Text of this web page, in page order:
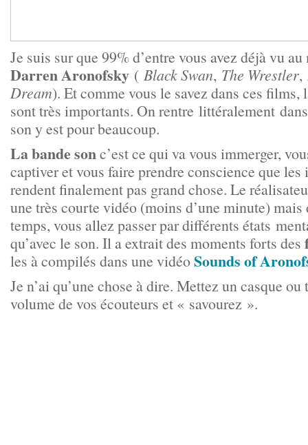
Je suis sur que 99% d’entre vous avez déjà vu
Darren Aronofsky ( Black Swan, The Wrestler,
Dream). Et comme vous le savez dans ces films,
sont très importants. On rentre littéralement
son y est pour beaucoup.
La bande sonc’est ce qui va vous immerger,
captiver et vous faire prendre conscience que les
rendent finalement pas grand chose. Le
une très courte vidéo (moins d’une minute) mais
temps, vous allez passer par différents états
qu’avec le son. Il a extrait des moments forts des
les à compilés dans une vidéoSounds of
Je n’ai qu’une chose à dire. Mettez un casque
volume de vos écouteurs et « savourez ».